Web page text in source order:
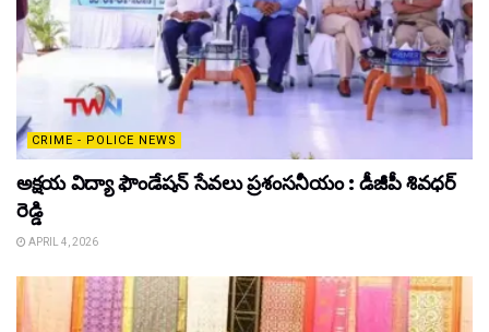
CRIME - POLICE NEWS
అక్షయ విద్యా ఫౌండేషన్ సేవలు ప్రశంసనీయం : డీజీపీ శివధర్
రెడ్డి
APRIL 4, 2026